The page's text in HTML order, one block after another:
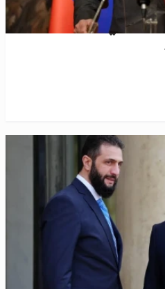
داخلي والعلاقات بين